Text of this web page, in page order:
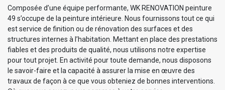
Composée d’une équipe performante, WK RENOVATION peinture
49 s’occupe de la peinture intérieure. Nous fournissons tout ce qui
est service de finition ou de rénovation des surfaces et des
structures internes à l’habitation. Mettant en place des prestations
fiables et des produits de qualité, nous utilisons notre expertise
pour tout projet. En activité pour toute demande, nous disposons
le savoir-faire et la capacité à assurer la mise en œuvre des
travaux de façon à ce que vous obteniez de bonnes interventions.